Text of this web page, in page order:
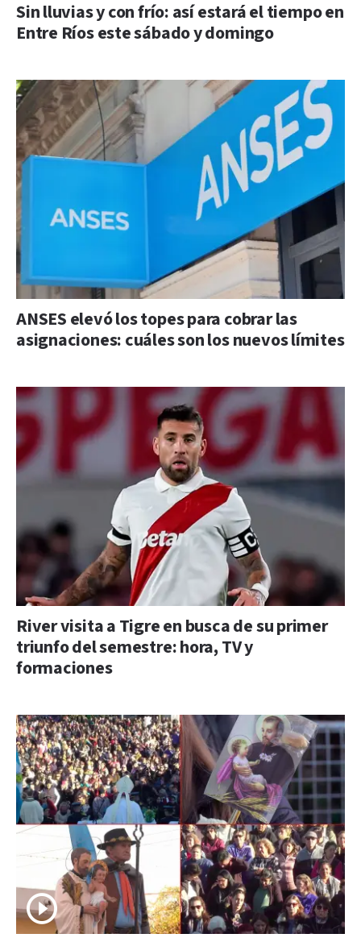
Sin lluvias y con frío: así estará el tiempo en
Entre Ríos este sábado y domingo
ANSES elevó los topes para cobrar las
asignaciones: cuáles son los nuevos límites
River visita a Tigre en busca de su primer
triunfo del semestre: hora, TV y
formaciones